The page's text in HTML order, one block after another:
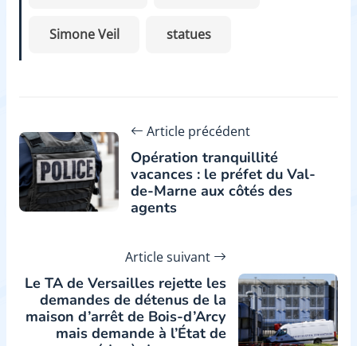
Simone Veil statues
Article précédent
Opération tranquillité
vacances : le préfet du Val-
de-Marne aux côtés des
agents
Article suivant
Le TA de Versailles rejette les
demandes de détenus de la
maison d’arrêt de Bois-d’Arcy
mais demande à l’État de